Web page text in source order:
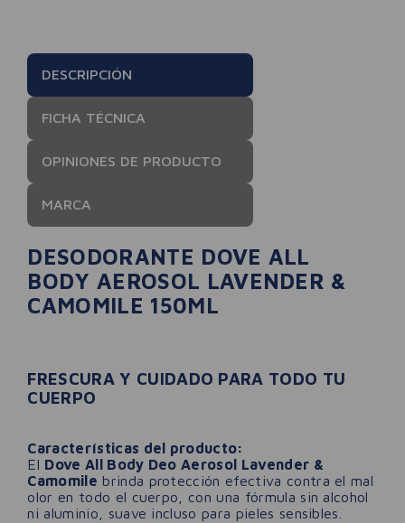
DESCRIPCIÓN
FICHA TÉCNICA
OPINIONES DE PRODUCTO
MARCA
DESODORANTE DOVE ALL
BODY AEROSOL LAVENDER &
CAMOMILE 150ML
FRESCURA Y CUIDADO PARA TODO TU
CUERPO
Características del producto:
El Dove All Body Deo Aerosol Lavender &
Camomile brinda protección efectiva contra el mal
olor en todo el cuerpo, con una fórmula sin alcohol
ni aluminio, suave incluso para pieles sensibles.